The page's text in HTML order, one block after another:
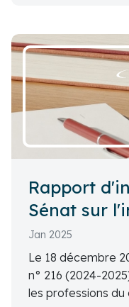
l'accélération de
et les
alarmant.
Rapport
Sénat sur
artificielle
métiers du
Jan 2025
Le 18 décembre
n° 216 (2024-
les professions